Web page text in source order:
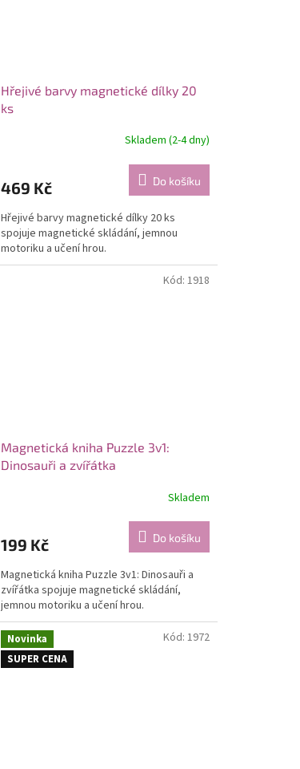
Hřejivé barvy magnetické dílky 20
ks
Skladem (2-4 dny)
469 Kč Do košíku
Hřejivé barvy magnetické dílky 20 ks
spojuje magnetické skládání, jemnou
motoriku a učení hrou.
Magnetická kniha Puzzle 3v1:
Dinosauři a zvířátka
Skladem
199 Kč Do košíku
Magnetická kniha Puzzle 3v1: Dinosauři a
zvířátka spojuje magnetické skládání,
jemnou motoriku a učení hrou.
Kód: 1918
Novinka
SUPER CENA
Kód: 1972